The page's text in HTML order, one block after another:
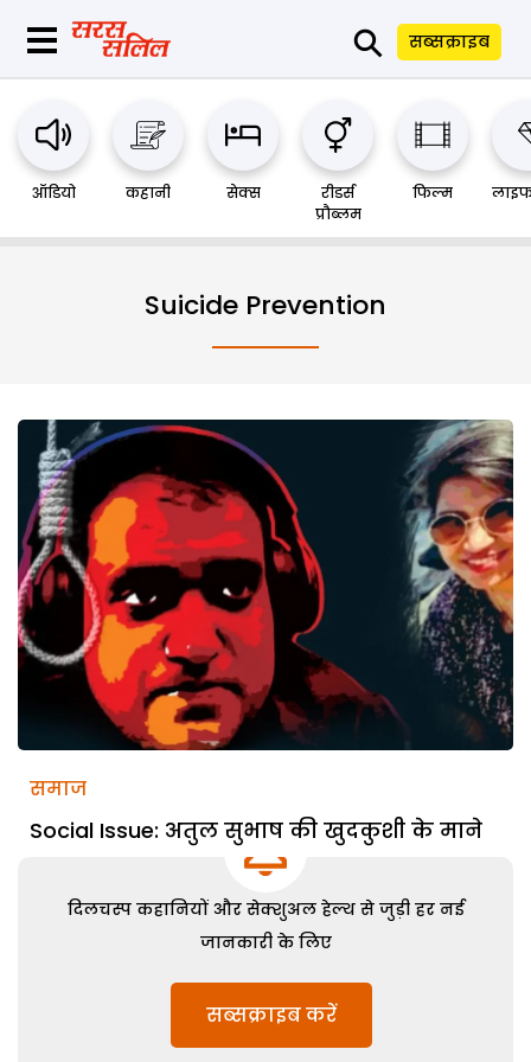
⚲ सब्सक्राइब
ऑडियो कहानी सेक्स
रीडर्स
प्रौब्लम
फिल्म
Suicide Prevention
समाज
Social Issue: अतुल सुभाष की खुदकुशी के माने
दिलचस्प कहानियों और सेक्शुअल हेल्थ से जुड़ी हर नई
जानकारी के लिए
सब्सक्राइब करें